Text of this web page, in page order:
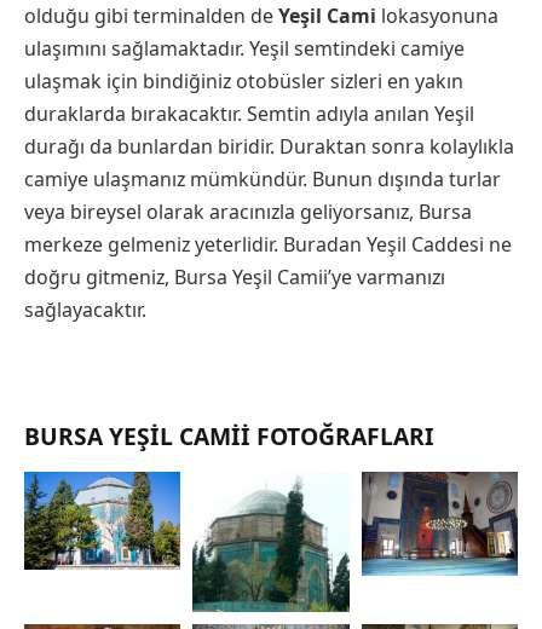
olduğu gibi terminalden deYeşil Cami lokasyonuna
ulaşımını sağlamaktadır. Yeşil semtindeki camiye
ulaşmak için bindiğiniz otobüsler sizleri en yakın
duraklarda bırakacaktır. Semtin adıyla anılan Yeşil
durağı da bunlardan biridir. Duraktan sonra kolaylıkla
camiye ulaşmanız mümkündür. Bunun dışında turlar
veya bireysel olarak aracınızla geliyorsanız, Bursa
merkeze gelmeniz yeterlidir. Buradan Yeşil Caddesi ne
doğru gitmeniz, Bursa Yeşil Camii’ye varmanızı
sağlayacaktır.
BURSA YEŞIL CAMII FOTOĞRAFLARI